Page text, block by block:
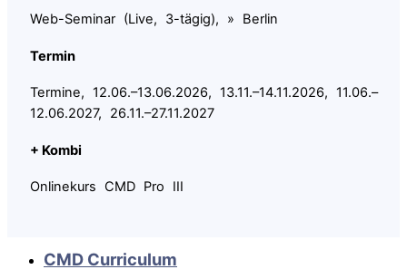
Web-Seminar (Live, 3-tägig), » Berlin
Termin
Termine, 12.06.–13.06.2026, 13.11.–14.11.2026, 11.06.–
12.06.2027, 26.11.–27.11.2027
+ Kombi
Onlinekurs CMD Pro III
CMD Curriculum